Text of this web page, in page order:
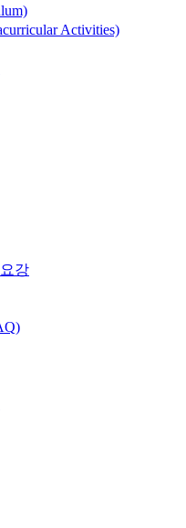
Activities)
강